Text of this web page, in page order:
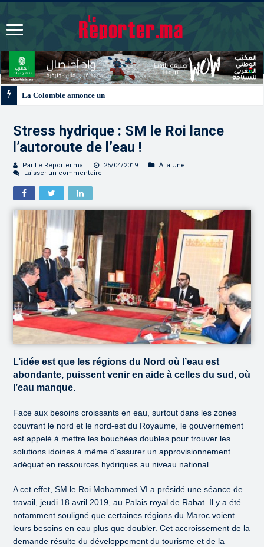
Stress hydrique : SM le Roi lance
l’autoroute de l’eau !
Par Le Reporter.ma 25/04/2019
À la Une
Laisser un commentaire
L’idée est que les régions du Nord où l’eau est
abondante, puissent venir en aide à celles du sud, où
l’eau manque.
Face aux besoins croissants en eau, surtout dans les zones
couvrant le nord et le nord-est du Royaume, le gouvernement
est appelé à mettre les bouchées doubles pour trouver les
solutions idoines à même d’assurer un approvisionnement
adéquat en ressources hydriques au niveau national.
A cet effet, SM le Roi Mohammed VI a présidé une séance de
travail, jeudi 18 avril 2019, au Palais royal de Rabat. Il y a été
notamment souligné que certaines régions du Maroc voient
leurs besoins en eau plus que doubler. Cet accroissement de la
demande résulte du développement du tourisme et de la